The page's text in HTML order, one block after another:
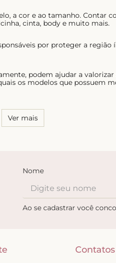
a cor e ao tamanho. Contar
cinta, body e muito mais.
por proteger a
podem ajudar a
os modelos que possuem
Ver mais
Nome
Ao se cadastrar você
Contatos